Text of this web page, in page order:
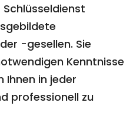
-gesellen. Sie
Kenntnisse
Ihnen in jeder
professionell zu